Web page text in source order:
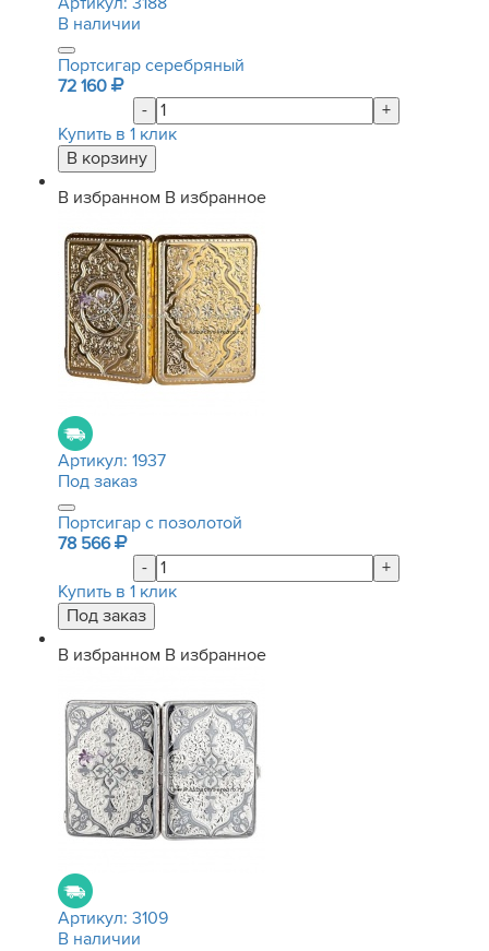
В наличии
Портсигар серебряный
72 160
-
+
Купить в 1 клик
В избранном В избранное
Артикул: 1937
Под заказ
Портсигар с позолотой
78 566
-
+
Купить в 1 клик
В избранном В избранное
Артикул: 3109
В наличии